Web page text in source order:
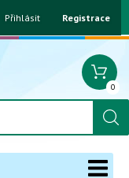
Přihlásit Registrace
0